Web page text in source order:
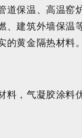
道保温、高温窑
、建筑外墙保温
黄金隔热材料。
料，气凝胶涂料